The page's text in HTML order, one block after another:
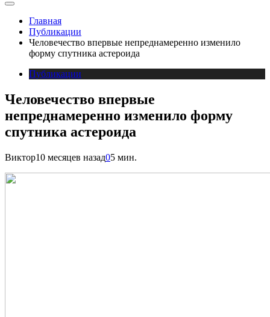
Главная
Публикации
Человечество впервые непреднамеренно изменило
форму спутника астероида
Публикации
Человечество впервые
непреднамеренно изменило форму
спутника астероида
Виктор10 месяцев назад05 мин.